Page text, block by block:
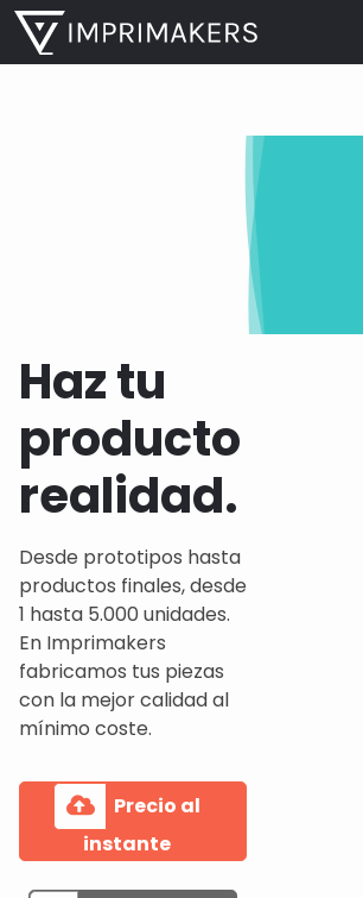
Haz tu
producto
realidad.
Desde prototipos hasta
productos finales, desde
1 hasta 5.000 unidades.
En Imprimakers
fabricamos tus piezas
con la mejor calidad al
mínimo coste.
Precio al
instante